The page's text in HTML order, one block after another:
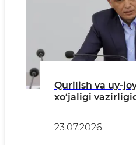
Qurilish va uy-
xo‘jaligi
23.07.2026